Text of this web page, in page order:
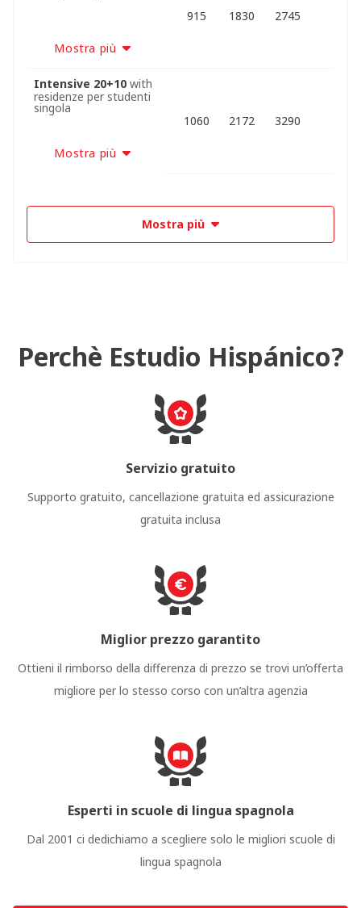
Mostra più
Intensive 20+10with
residenze per studenti
singola
Mostra più
915 1830 2745
1060 2172 3290
Mostra più
Perchè Estudio Hispánico?
Servizio gratuito
Supporto gratuito, cancellazione gratuita ed assicurazione
gratuita inclusa
Miglior prezzo garantito
Ottieni il rimborso della differenza di prezzo se trovi un’offerta
migliore per lo stesso corso con un’altra agenzia
Esperti in scuole di lingua spagnola
Dal 2001 ci dedichiamo a scegliere solo le migliori scuole di
lingua spagnola